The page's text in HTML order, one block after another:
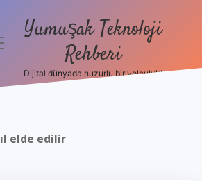
Yumuşak Teknoloji
Rehberi
Dijital dünyada huzurlu bir yolculuk!
elde edilir